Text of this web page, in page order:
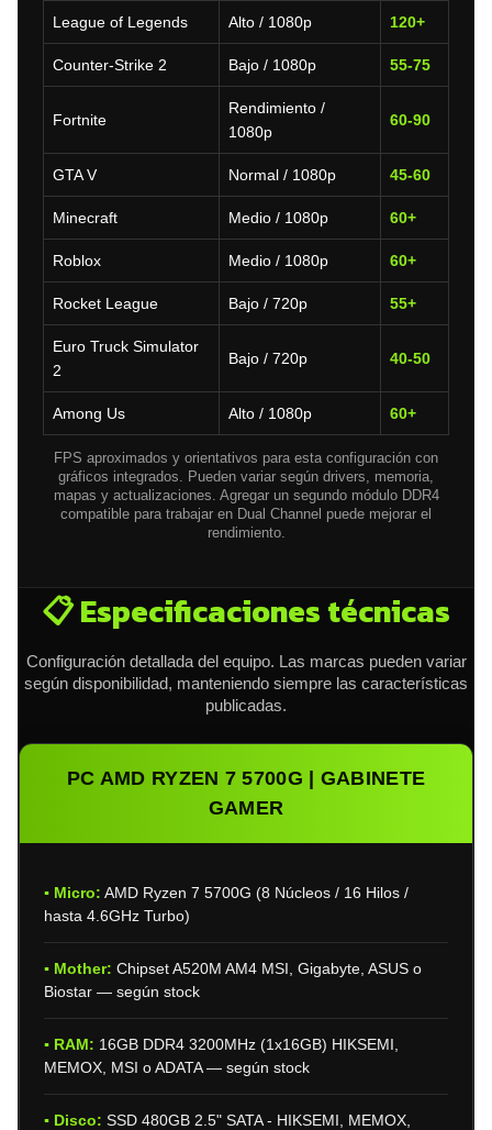
League of Legends Alto / 1080p 120+
Counter-Strike 2 Bajo / 1080p 55-75
Fortnite
Rendimiento /
1080p
60-90
GTA V Normal / 1080p 45-60
Minecraft Medio / 1080p 60+
Roblox Medio / 1080p 60+
Rocket League Bajo / 720p 55+
Euro Truck Simulator
2
Bajo / 720p 40-50
Among Us Alto / 1080p 60+
FPS aproximados y orientativos para esta configuración con
gráficos integrados. Pueden variar según drivers, memoria,
mapas y actualizaciones. Agregar un segundo módulo DDR4
compatible para trabajar en Dual Channel puede mejorar el
rendimiento.
📋 Especificaciones técnicas
Configuración detallada del equipo. Las marcas pueden variar
según disponibilidad, manteniendo siempre las características
publicadas.
PC AMD RYZEN 7 5700G | GABINETE
GAMER
▪ Micro: AMD Ryzen 7 5700G (8 Núcleos / 16 Hilos /
hasta 4.6GHz Turbo)
▪ Mother: Chipset A520M AM4 MSI, Gigabyte, ASUS o
Biostar — según stock
▪ RAM: 16GB DDR4 3200MHz (1x16GB) HIKSEMI,
MEMOX, MSI o ADATA — según stock
▪ Disco: SSD 480GB 2.5" SATA - HIKSEMI, MEMOX,